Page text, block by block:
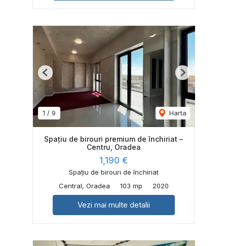
1 / 9 Harta
Previous Next
Spațiu de birouri premium de închiriat –
Centru, Oradea
1,190 €
Spațiu de birouri de închiriat
Central, Oradea
103 mp 2020
Vezi mai multe detalii